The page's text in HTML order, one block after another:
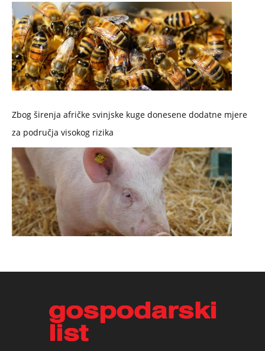
Zbog širenja afričke svinjske kuge donesene dodatne mjere
za područja visokog rizika